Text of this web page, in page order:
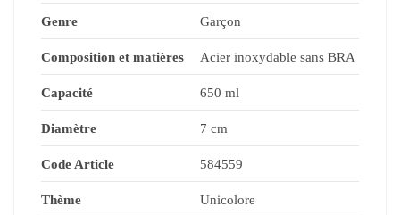
Genre Garçon
Composition et matières Acier inoxydable sans BRA
Capacité 650 ml
Diamètre 7 cm
Code Article 584559
Thème Unicolore